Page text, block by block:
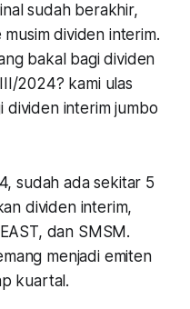
sudah berakhir,
dividen interim.
bakal bagi dividen
2024? kami ulas
dividen interim jumbo
sudah ada sekitar 5
dividen interim,
dan SMSM.
menjadi emiten
kuartal.